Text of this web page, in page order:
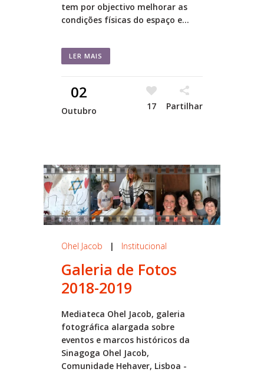
tem por objectivo melhorar as
condições físicas do espaço e...
LER MAIS
02
Outubro 17 Partilhar
Ohel Jacob | Institucional
Galeria de Fotos
2018-2019
Mediateca Ohel Jacob, galeria
fotográfica alargada sobre
eventos e marcos históricos da
Sinagoga Ohel Jacob,
Comunidade Hehaver, Lisboa -